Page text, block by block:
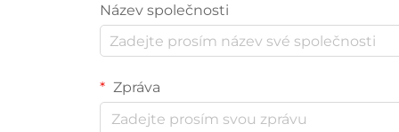
Název společnosti
Zpráva